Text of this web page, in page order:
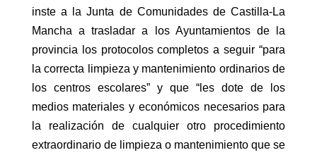
inste a la Junta de Comunidades de Castilla-La
Mancha a trasladar a los Ayuntamientos de la
provincia los protocolos completos a seguir “para
la correcta limpieza y mantenimiento ordinarios de
los centros escolares” y que “les dote de los
medios materiales y económicos necesarios para
la realización de cualquier otro procedimiento
extraordinario de limpieza o mantenimiento que se